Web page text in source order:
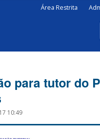
Área Restrita
para tutor do
10:49